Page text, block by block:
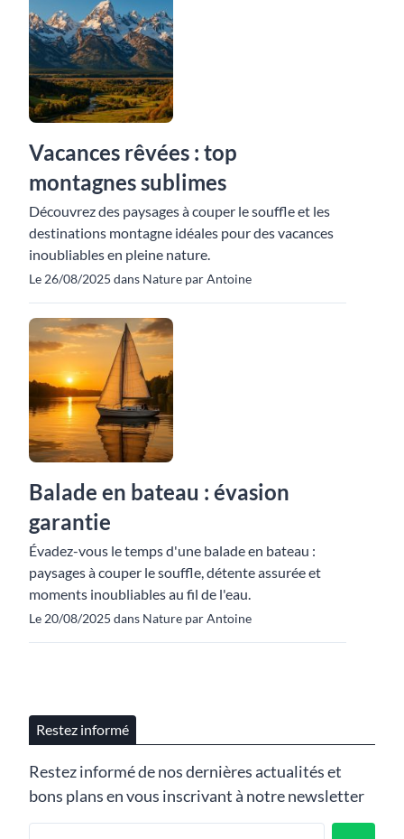
Vacances rêvées : top
montagnes sublimes
Découvrez des paysages à couper le souffle et les
destinations montagne idéales pour des vacances
inoubliables en pleine nature.
Le 26/08/2025 dans Nature par Antoine
Balade en bateau : évasion
garantie
Évadez-vous le temps d'une balade en bateau :
paysages à couper le souffle, détente assurée et
moments inoubliables au fil de l'eau.
Le 20/08/2025 dans Nature par Antoine
Restez informé
Restez informé de nos dernières actualités et
bons plans en vous inscrivant à notre newsletter